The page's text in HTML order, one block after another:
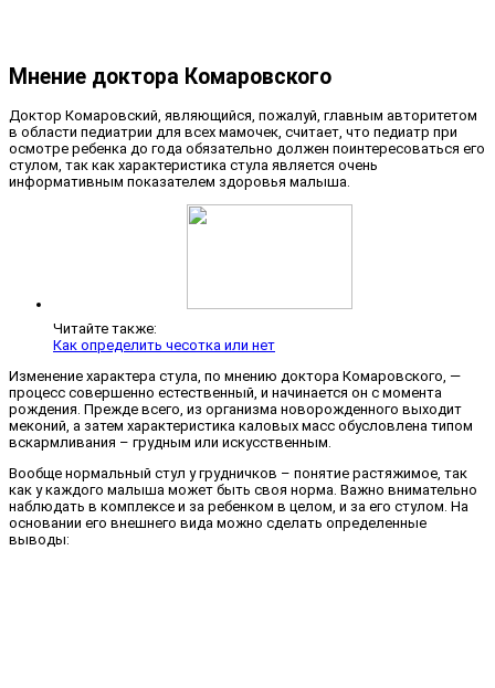
Мнение доктора Комаровского
Доктор Комаровский, являющийся, пожалуй, главным авторитетом
в области педиатрии для всех мамочек, считает, что педиатр при
осмотре ребенка до года обязательно должен поинтересоваться его
стулом, так как характеристика стула является очень
информативным показателем здоровья малыша.
Читайте также:
Как определить чесотка или нет
Изменение характера стула, по мнению доктора Комаровского, —
процесс совершенно естественный, и начинается он с момента
рождения. Прежде всего, из организма новорожденного выходит
меконий, а затем характеристика каловых масс обусловлена типом
вскармливания – грудным или искусственным.
Вообще нормальный стул у грудничков – понятие растяжимое, так
как у каждого малыша может быть своя норма. Важно внимательно
наблюдать в комплексе и за ребенком в целом, и за его стулом. На
основании его внешнего вида можно сделать определенные
выводы: